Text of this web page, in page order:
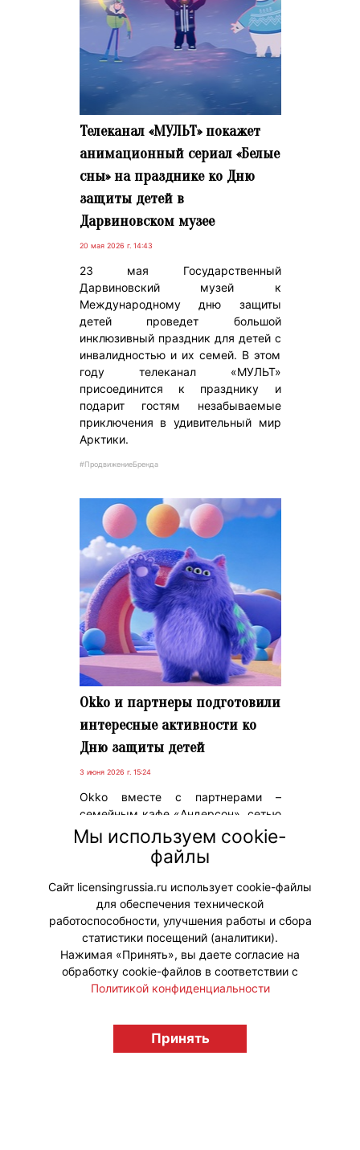
Телеканал «МУЛЬТ» покажет
анимационный сериал «Белые
сны» на празднике ко Дню
защиты детей в
Дарвиновском музее
20 мая 2026 г. 14:43
23 мая Государственный
Дарвиновский музей к
Международному дню защиты
детей проведет большой
инклюзивный праздник для детей с
инвалидностью и их семей. В этом
году телеканал «МУЛЬТ»
присоединится к празднику и
подарит гостям незабываемые
приключения в удивительный мир
Арктики.
#ПродвижениеБренда
Okko и партнеры подготовили
интересные активности ко
Дню защиты детей
3 июня 2026 г. 15:24
Okko вместе с партнерами –
семейным кафе «Андерсон», сетью
игровых комнат Joki Joya и
брендом детской одежды Acoola –
подготовили ряд разных
активностей ко Дню защиты детей.
#ПродвижениеБренда #Коллаборации
licensingrussia.ru, 2009-2026 12+
Мы используем cookie-
файлы
Сайт licensingrussia.ru использует cookie-файлы
для обеспечения технической
работоспособности, улучшения работы и сбора
статистики посещений (аналитики).
Нажимая «Принять», вы даете согласие на
обработку cookie-файлов в соответствии с
Политикой конфиденциальности
Принять